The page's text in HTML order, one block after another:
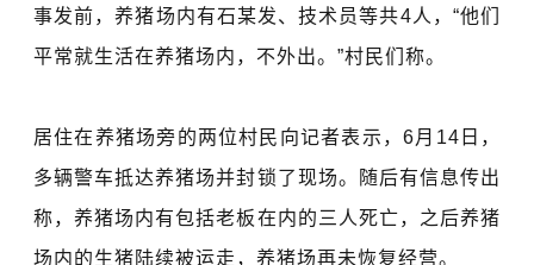
事发前，养猪场内有石某发、技术员等共4人，“他们
平常就生活在养猪场内，不外出。”村民们称。
居住在养猪场旁的两位村民向记者表示，6月14日，
多辆警车抵达养猪场并封锁了现场。随后有信息传出
称，养猪场内有包括老板在内的三人死亡，之后养猪
场内的生猪陆续被运走，养猪场再未恢复经营。